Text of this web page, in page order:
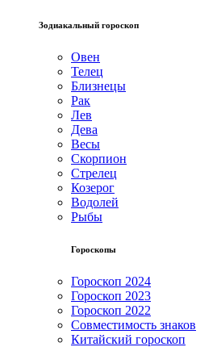
Зодиакальный гороскоп
Овен
Телец
Близнецы
Рак
Лев
Дева
Весы
Скорпион
Стрелец
Козерог
Водолей
Рыбы
Гороскопы
Гороскоп 2024
Гороскоп 2023
Гороскоп 2022
Совместимость знаков
Китайский гороскоп